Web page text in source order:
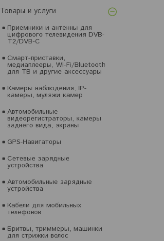
Товары и услуги
Приемники и антенны для
цифрового телевидения DVB-
T2/DVB-C
Смарт-приставки,
медиаплееры, Wi-Fi/Bluetooth
для ТВ и другие аксессуары
Камеры наблюдения, IP-
камеры, муляжи камер
Автомобильные
видеорегистраторы, камеры
заднего вида, экраны
GPS-Навигаторы
Сетевые зарядные
устройства
Автомобильные зарядные
устройства
Кабели для мобильных
телефонов
Бритвы, триммеры, машинки
для стрижки волос